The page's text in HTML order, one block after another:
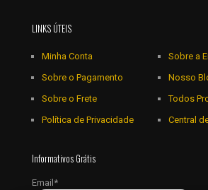
LINKS ÚTEIS
Minha Conta
Sobre o Pagamento
Sobre o Frete
Política de Privacidade
Sobre a
Nosso
Todos
Central
Informativos Grátis
Email*